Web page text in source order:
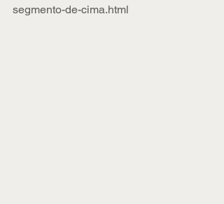
segmento-de-cima.html